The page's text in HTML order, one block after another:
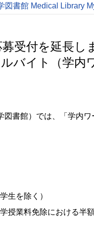
図書館 Medical Library
受付を延長し
バイト（学内
図書館）では、「学内
生を除く）
授業料免除における半